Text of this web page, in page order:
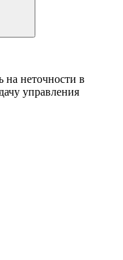
неточности в
управления